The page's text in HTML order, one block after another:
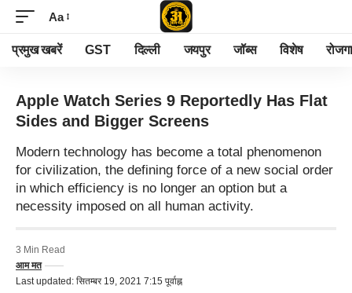
Aa
प्रमुख खबरें GST दिल्ली जयपुर जॉब्स विशेष
Apple Watch Series 9 Reportedly Has Flat
Sides and Bigger Screens
Modern technology has become a total phenomenon
for civilization, the defining force of a new social order
in which efficiency is no longer an option but a
necessity imposed on all human activity.
Last updated: सितम्बर 19, 2021 7:15 पूर्वाह्न
आम मत
3 Min Read